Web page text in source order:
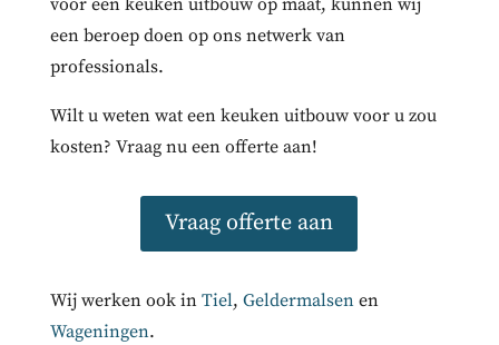
voor een keuken uitbouw op maat, kunnen wij
een beroep doen op ons netwerk van
professionals.
Wilt u weten wat een keuken uitbouw voor u zou
kosten? Vraag nu een offerte aan!
Vraag offerte aan
Wij werken ook in Tiel, Geldermalsenen
Wageningen.